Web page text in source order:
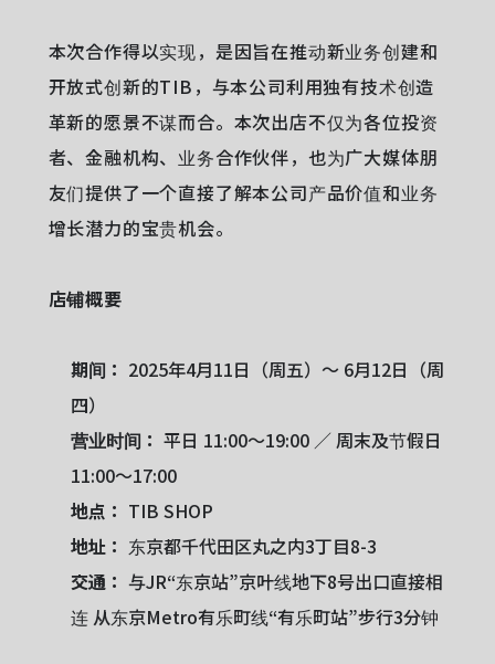
本次合作得以实现，是因旨在推动新业务创建和
开放式创新的TIB，与本公司利用独有技术创造
革新的愿景不谋而合。本次出店不仅为各位投资
者、金融机构、业务合作伙伴，也为广大媒体朋
友们提供了一个直接了解本公司产品价值和业务
增长潜力的宝贵机会。
店铺概要
期间： 2025年4月11日（周五）～ 6月12日（周
四）
营业时间： 平日 11:00～19:00 ／ 周末及节假日
11:00～17:00
地点： TIB SHOP
地址： 东京都千代田区丸之内3丁目8-3
交通： 与JR“东京站”京叶线地下8号出口直接相
连 从东京Metro有乐町线“有乐町站”步行3分钟